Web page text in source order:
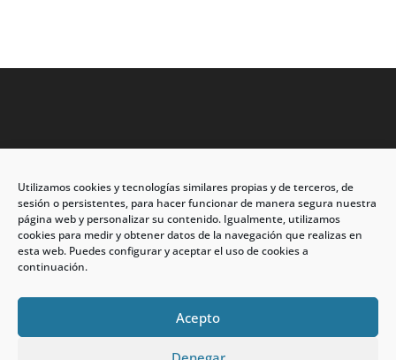
Utilizamos cookies y tecnologías similares propias y de terceros, de
sesión o persistentes, para hacer funcionar de manera segura nuestra
página web y personalizar su contenido. Igualmente, utilizamos
cookies para medir y obtener datos de la navegación que realizas en
esta web. Puedes configurar y aceptar el uso de cookies a
continuación.
Acepto
Dirección: C/Eleuterio Quintanilla nº67 – Esq. Río de
Oro
CP: 33209, Gijón – Asturias
Teléfono: 985146502 – 647 72 54 95